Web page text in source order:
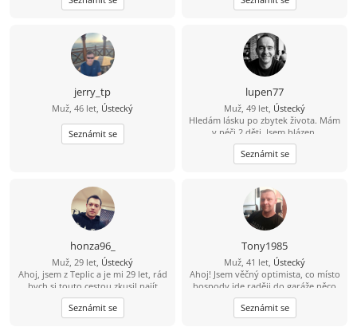
mám i rodinu děti tak by to nevadilo
nutkou černého humoru ???? rád
zajímavou ženu ????
jerry_tp
Muž, 46 let, Ústecký
Seznámit se
lupen77
Muž, 49 let, Ústecký
Hledám lásku po zbytek života. Mám
v péči 2 děti. Jsem blázen.
Seznámit se
honza96_
Muž, 29 let, Ústecký
Ahoj, jsem z Teplic a je mi 29 let, rád
bych si touto cestou zkusil najít
kamarádku na seznámení s vidinou
vážného vztahu po nějakém čase.
Živim se jako technik měření
Seznámit se
Tony1985
Muž, 41 let, Ústecký
Ahoj! Jsem věčný optimista, co místo
hospody jde raději do garáže něco
vytvářet. V bytě me moc nenajdeš,
protože trávím čas v přírodě na
houbách, na rybách... Hledám tu
Seznámit se